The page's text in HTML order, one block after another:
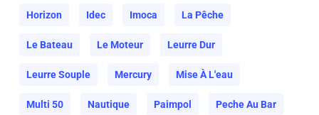
Horizon Idec Imoca La Pêche
Le Bateau Le Moteur Leurre Dur
Leurre Souple Mercury Mise À L'eau
Multi 50 Nautique Paimpol Peche Au Bar